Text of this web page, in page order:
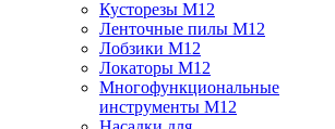
Кусторезы M12
Ленточные пилы M12
Лобзики M12
Локаторы M12
Многофункциональные
инструменты M12